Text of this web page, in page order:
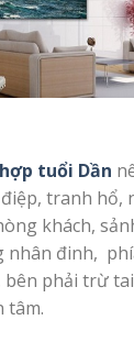
tuổi Dần
tranh hổ,
khách,
nhân đinh,
phải trừ
tâm.